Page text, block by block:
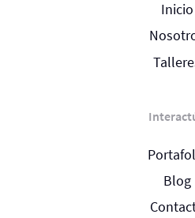
Inicio
Blog